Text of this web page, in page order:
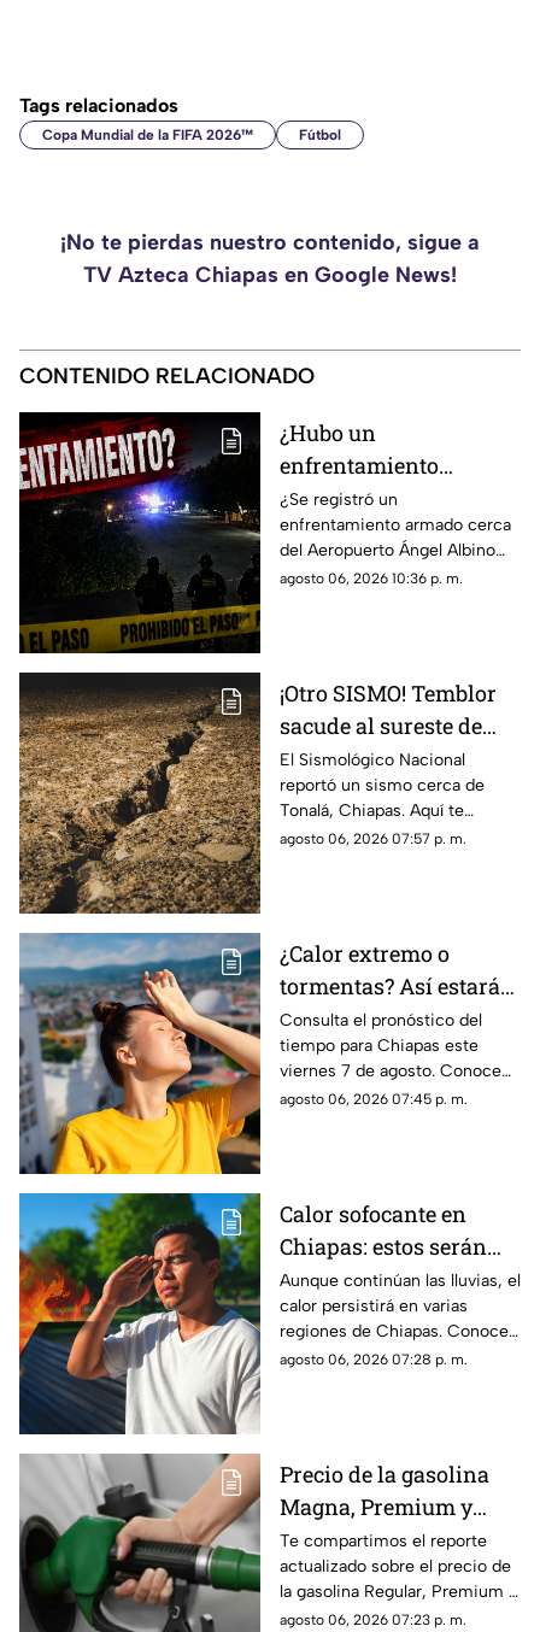
Tags relacionados
Copa Mundial de la FIFA 2026™ Fútbol
¡No te pierdas nuestro contenido, sigue a
TV Azteca Chiapas en Google News!
CONTENIDO RELACIONADO
¿Hubo un
enfrentamiento
armado en el
aeropuerto Ángel
Albino Corzo? Esto
dijeron las autoridades
¿Se registró un
enfrentamiento armado cerca
del Aeropuerto Ángel Albino
Corzo? Autoridades
agosto 06, 2026 10:36 p. m.
¡Otro SISMO! Temblor
sacude al sureste de
México HOY: epicentro
y magnitud
El Sismológico Nacional
reportó un sismo cerca de
Tonalá, Chiapas. Aquí te
contamos todos los detalles
agosto 06, 2026 07:57 p. m.
¿Calor extremo o
tormentas? Así estará
el clima este viernes 7
de agosto en Chiapas
Consulta el pronóstico del
tiempo para Chiapas este
viernes 7 de agosto. Conoce
las regiones con probabilidad
agosto 06, 2026 07:45 p. m.
Calor sofocante en
Chiapas: estos serán
los municipios con las
temperaturas más altas
este viernes 7 de agosto
Aunque continúan las lluvias, el
calor persistirá en varias
regiones de Chiapas. Conoce
cuáles serán los municipios
agosto 06, 2026 07:28 p. m.
Precio de la gasolina
Magna, Premium y
Diésel en Chiapas:
costo por municipio
este viernes 7 de agosto
Te compartimos el reporte
actualizado sobre el precio de
la gasolina Regular, Premium y
Diésel en las estaciones de
agosto 06, 2026 07:23 p. m.